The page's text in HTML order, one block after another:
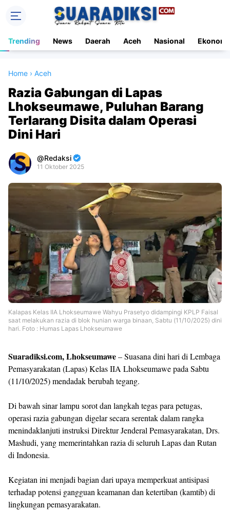
Trending News Daerah Aceh Nasional Ekonomi
Home › Aceh
Razia Gabungan di Lapas
Lhokseumawe, Puluhan Barang
Terlarang Disita dalam Operasi
Dini Hari
Redaksi
11 Oktober 2025
Premium
Design
With
Shroff
Templates
Kalapas Kelas IIA Lhokseumawe Wahyu Prasetyo didampingi KPLP Faisal
saat melakukan razia di blok hunian warga binaan, Sabtu (11/10/2025) dini
hari. Foto : Humas Lapas Lhokseumawe
Suaradiksi.com, Lhokseumawe– Suasana dini hari di Lembaga
Pemasyarakatan (Lapas) Kelas IIA Lhokseumawe pada Sabtu
(11/10/2025) mendadak berubah tegang.
Di bawah sinar lampu sorot dan langkah tegas para petugas,
operasi razia gabungan digelar secara serentak dalam rangka
menindaklanjuti instruksi Direktur Jenderal Pemasyarakatan, Drs.
Mashudi, yang memerintahkan razia di seluruh Lapas dan Rutan
di Indonesia.
Kegiatan ini menjadi bagian dari upaya memperkuat antisipasi
terhadap potensi gangguan keamanan dan ketertiban (kamtib) di
lingkungan pemasyarakatan.